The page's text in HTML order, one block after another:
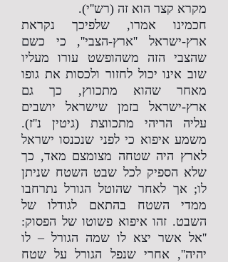
מקרא קצר הוא זה (רש''י).
חכמינו אמרו, שלפיכך נקראת
ארץ-ישראל ''ארץ-הצבי'', כי כשם
שהצבי הזה משהופשט עורו מעליו
שוב אינו יכול לחזור ולכסות את גופו
מאחר שהוא מתכווץ, כך גם
ארץ-ישראל בזמן שישראל יושבים
עליה הריהי מתכווצת (גיטין נ''ז).
משמע איפוא כי לפני שנכנסו ישראל
לארץ היה שטחה מצומצם מאד, כך
שלא הספיק לכל שבט השטח שניתן
לו; אך לאחר שהוטל הגורל נתרחבו
ממדי השטח בהתאם לגודלו של
השבט. זהו איפוא פשוטו של הפסוק:
''אל אשר יצא לו שמה הגורל – לו
יהיה'', אחרי שנפל הגורל על שטח